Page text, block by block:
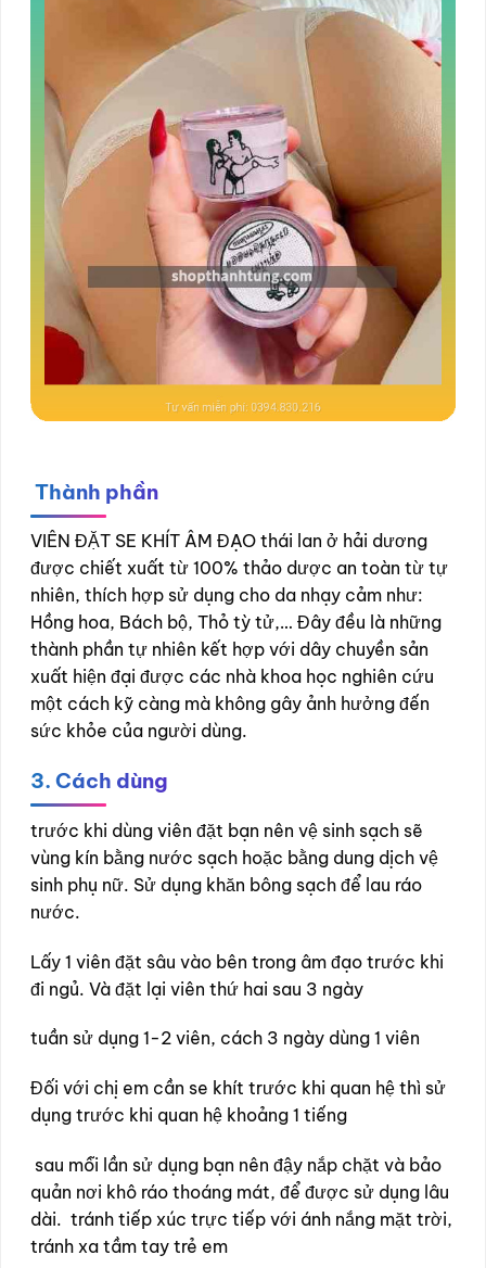
Thành phần
VIÊN ĐẶT SE KHÍT ÂM ĐẠO thái lan ở hải dương
được chiết xuất từ 100% thảo dược an toàn từ tự
nhiên, thích hợp sử dụng cho da nhạy cảm như:
Hồng hoa, Bách bộ, Thỏ tỳ tử,… Đây đều là những
thành phần tự nhiên kết hợp với dây chuyền sản
xuất hiện đại được các nhà khoa học nghiên cứu
một cách kỹ càng mà không gây ảnh hưởng đến
sức khỏe của người dùng.
3. Cách dùng
trước khi dùng viên đặt bạn nên vệ sinh sạch sẽ
vùng kín bằng nước sạch hoặc bằng dung dịch vệ
sinh phụ nữ. Sử dụng khăn bông sạch để lau ráo
nước.
Lấy 1 viên đặt sâu vào bên trong âm đạo trước khi
đi ngủ. Và đặt lại viên thứ hai sau 3 ngày
tuần sử dụng 1-2 viên, cách 3 ngày dùng 1 viên
Đối với chị em cần se khít trước khi quan hệ thì sử
dụng trước khi quan hệ khoảng 1 tiếng
sau mỗi lần sử dụng bạn nên đậy nắp chặt và bảo
quản nơi khô ráo thoáng mát, để được sử dụng lâu
dài. tránh tiếp xúc trực tiếp với ánh nắng mặt trời,
tránh xa tầm tay trẻ em